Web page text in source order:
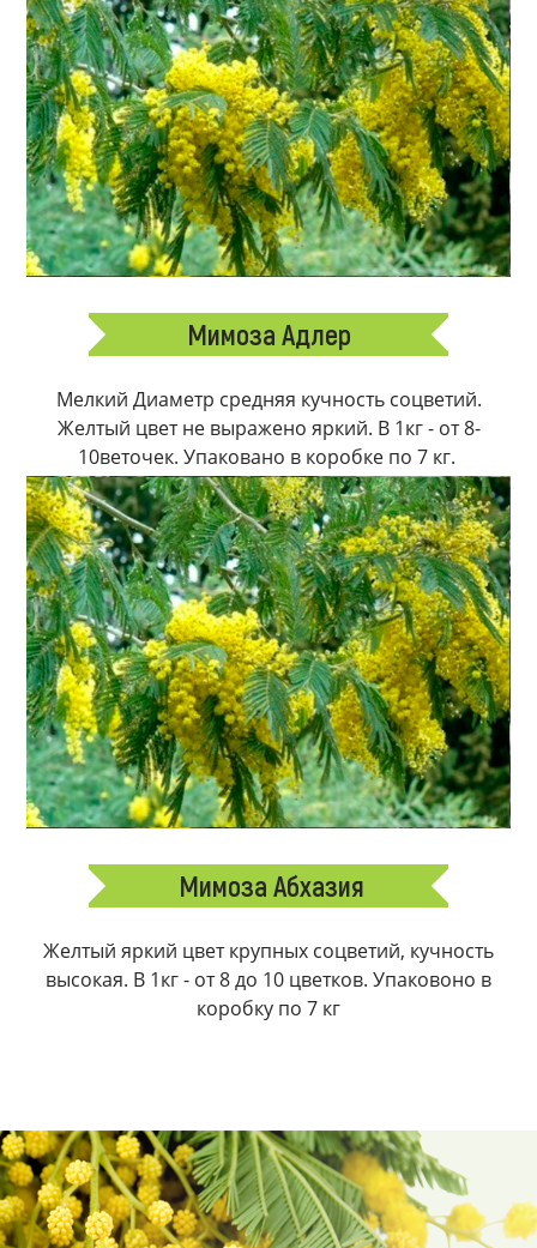
Мимоза Адлер
Мелкий Диаметр средняя кучность соцветий.
Желтый цвет не выражено яркий. В 1кг - от 8-
10веточек. Упаковано в коробке по 7 кг.
Мимоза Абхазия
Желтый яркий цвет крупных соцветий, кучность
высокая. В 1кг - от 8 до 10 цветков. Упаковоно в
коробку по 7 кг